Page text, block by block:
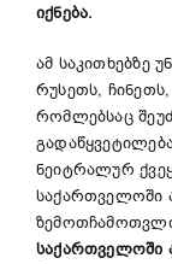
იქნება.
ამ საკითხებზე
რუსეთს,
რომლებსაც
ნეიტრალურ
საქართველოში
საქართველოში